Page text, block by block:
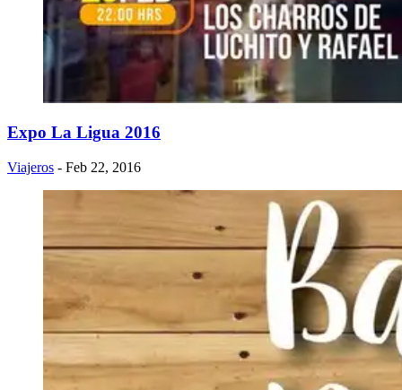
Expo La Ligua 2016
Viajeros - Feb 22, 2016